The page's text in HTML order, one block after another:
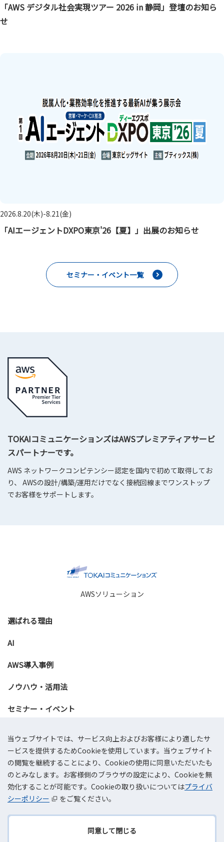
当ウェブサイトでは、サービス向上およびお客様により適したサ
ービスを提供するためCookieを使用しています。当ウェブサイト
の閲覧を継続することにより、Cookieの使用に同意いただいたも
のとみなします。お客様側のブラウザの設定により、Cookieを無
効化することが可能です。Cookieの取り扱いについてはプライバ
シーポリシー
をご覧ください。
同意して閉じる
「AWS デジタル社会実現ツアー 2026 in 静岡」登壇のお知ら
せ
2026.8.20(木)-8.21(金)
「AIエージェントDXPO東京'26【夏】」出展のお知らせ
セミナー・イベント一覧
TOKAIコミュニケーションズはAWSプレミアティアサービ
スパートナーです。
AWS ネットワークコンピテンシー認定を国内で初めて取得してお
り、 AWSの設計/構築/運用だけでなく接続回線までワンストップ
でお客様をサポートします。
AWSソリューション
選ばれる理由
AI
AWS導入事例
ノウハウ・活用法
セミナー・イベント
お問い合わせ
会社概要プライバシーポリシー 情報セキュリティ基本方針
サイトマップ
AWSリセールサービス利用規約
©TOKAI Communications Corporation